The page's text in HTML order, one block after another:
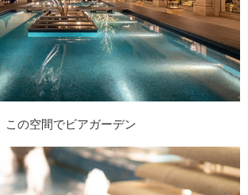
この空間でビアガーデン